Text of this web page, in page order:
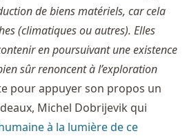
de biens matériels, car cela
(climatiques ou autres). Elles
en poursuivant une existence
sûr renoncent à l’exploration
pour appuyer son propos un
Michel Dobrijevik qui
à la lumière de ce